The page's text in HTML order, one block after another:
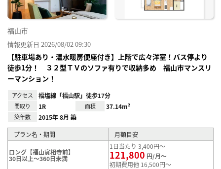
福山市
情報更新日 2026/08/02 09:30
【駐車場あり・温水暖房便座付き】上階で広々洋室！バス停より
徒歩1分！ ３２型ＴＶのソファ有りで収納多め 福山市マンスリ
ーマンション！
アクセス 福塩線「福山駅」徒歩17分
間取り 1R 面積 37.14m²
築年数 2015年 8月 築
プラン名・期間 月額目安
ロング【福山實相寺前】
30日以上～360日未満
1日当たり 3,400円～
121,800 円/月～
初期費用他 16,500円～